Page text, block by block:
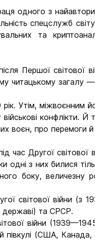
одного з
спецслужб
та
Першої світової
читацькому загалу —
Утім,
конфлікти.
воєн, про перемоги
час Другої світової
одні з них билися
боку, величезну
світової війни (з
державі) та СРСР.
війни
півкулі (США,